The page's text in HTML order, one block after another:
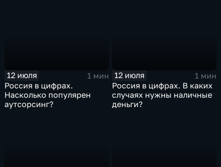
12 июля
1 мин
Россия в цифрах.
Насколько популярен
аутсорсинг?
12 июля
1 мин
Россия в цифрах. В каких
случаях нужны наличные
деньги?